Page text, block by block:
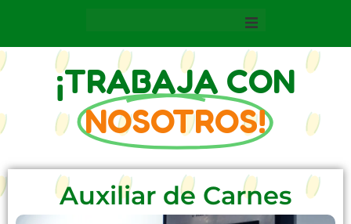
Inicio
Ofertas
Domicilios
¡TRABAJA CON
NOSOTROS!
Auxiliar de Carnes